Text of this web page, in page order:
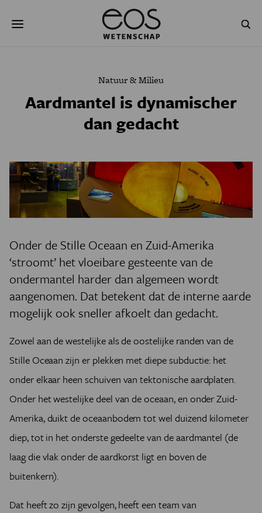
naar
NATUURWETENSCHAPPEN GESCHIEDENIS
PODCAST AGENDA
JONGE UITDAGERS
Natuur & Milieu
Aardmantel is dynamischer
dan gedacht
Onder de Stille Oceaan en Zuid-Amerika
‘stroomt’ het vloeibare gesteente van de
ondermantel harder dan algemeen wordt
aangenomen. Dat betekent dat de interne aarde
mogelijk ook sneller afkoelt dan gedacht.
Zowel aan de westelijke als de oostelijke randen van de
Stille Oceaan zijn er plekken met diepe subductie: het
onder elkaar heen schuiven van tektonische aardplaten.
Onder het westelijke deel van de oceaan, en onder Zuid-
Amerika, duikt de oceaanbodem tot wel duizend kilometer
diep, tot in het onderste gedeelte van de aardmantel (de
laag die vlak onder de aardkorst ligt en boven de
buitenkern).
Dat heeft zo zijn gevolgen, heeft een team van